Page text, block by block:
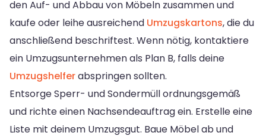
den Auf- und Abbau von Möbeln zusammen und
kaufe oder leihe ausreichend Umzugskartons, die du
anschließend beschriftest. Wenn nötig, kontaktiere
ein Umzugsunternehmen als Plan B, falls deine
Umzugshelferabspringen sollten.
Entsorge Sperr- und Sondermüll ordnungsgemäß
und richte einen Nachsendeauftrag ein. Erstelle eine
Liste mit deinem Umzugsgut. Baue Möbel ab und